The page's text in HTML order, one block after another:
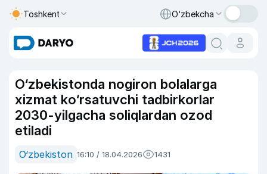
Toshkent O‘zbekcha
O‘zbekistonda nogiron bolalarga
xizmat ko‘rsatuvchi tadbirkorlar
2030-yilgacha soliqlardan ozod
etiladi
O‘zbekiston 16:10 / 18.04.2026 1431